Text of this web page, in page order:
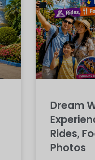
Dream
Rides,
Photos